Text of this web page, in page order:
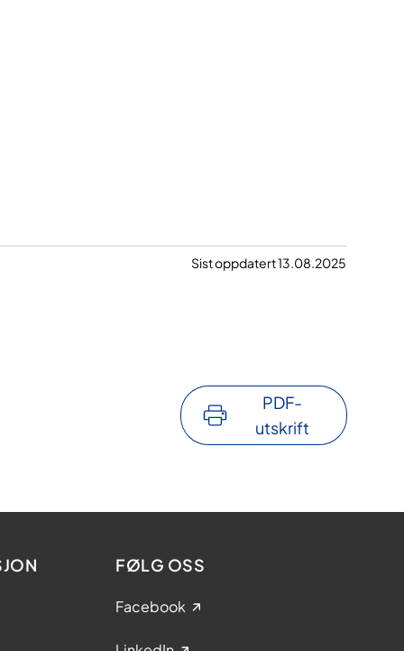
Sist oppdatert 13.08.2025
PDF-
utskrift
FØLG OSS
Facebook